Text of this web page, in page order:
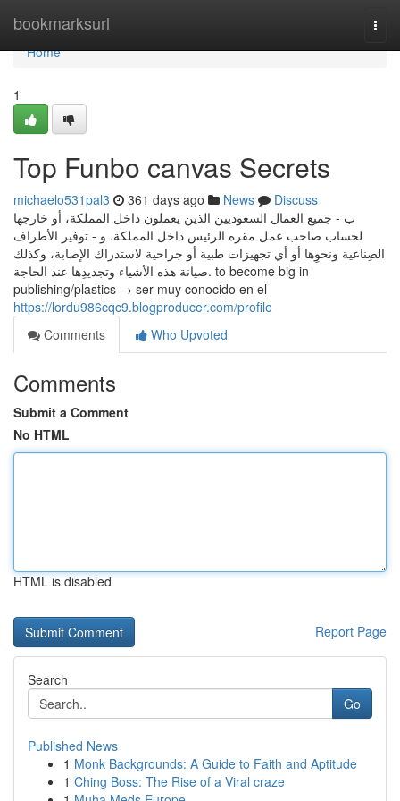
bookmarksurl
Home
Home
1
Top Funbo canvas Secrets
michaelo531pal3 361 days ago News
Discuss
ب - جميع العمال السعوديين الذين يعملون داخل المملكة، أو خارجها
لحساب صاحب عمل مقره الرئيس داخل المملكة. و - توفير الأطراف
الصِناعية ونحوِها أو أي تجهيزات طبية أو جراحية لاستدراك الإصابة، وكذلك
صيانة هذه الأشياء وتجديدِها عند الحاجة. to become big in
publishing/plastics → ser muy conocido en el
https://lordu986cqc9.blogproducer.com/profile
Comments
Who Upvoted
Comments
Submit a Comment
No HTML
HTML is disabled
Report Page
Search
Go
Published News
1 Monk Backgrounds: A Guide to Faith and Aptitude
1 Ching Boss: The Rise of a Viral craze